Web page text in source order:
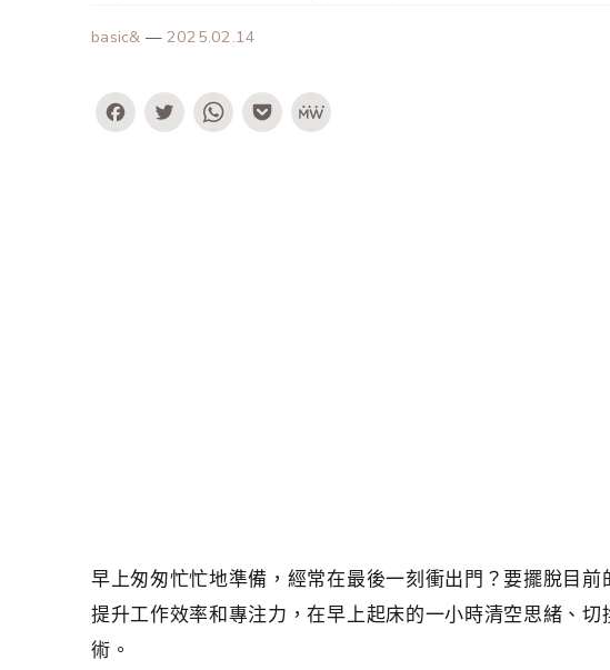
basic& — 2025.02.14
FacebookTwitterWhatsApp
Pocket
早上匆匆忙忙地準備，經常在最後一刻衝出門？要擺脫目前
提升工作效率和專注力，在早上起床的一小時清空思緒、
術。